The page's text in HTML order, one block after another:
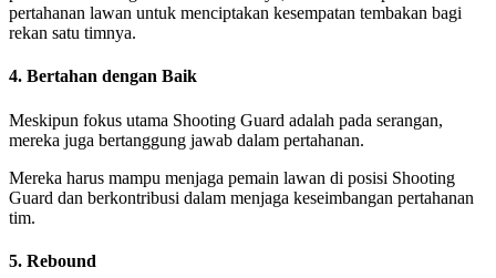
pertahanan lawan untuk menciptakan kesempatan tembakan bagi
rekan satu timnya.
4. Bertahan dengan Baik
Meskipun fokus utama Shooting Guard adalah pada serangan,
mereka juga bertanggung jawab dalam pertahanan.
Mereka harus mampu menjaga pemain lawan di posisi Shooting
Guard dan berkontribusi dalam menjaga keseimbangan pertahanan
tim.
5. Rebound